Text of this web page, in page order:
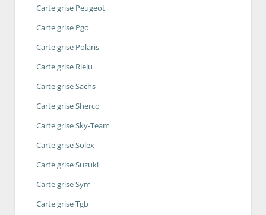
Carte grise Peugeot
Carte grise Pgo
Carte grise Polaris
Carte grise Rieju
Carte grise Sachs
Carte grise Sherco
Carte grise Sky-Team
Carte grise Solex
Carte grise Suzuki
Carte grise Sym
Carte grise Tgb